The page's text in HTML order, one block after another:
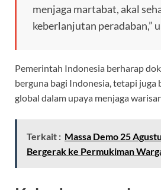
menjaga martabat, akal
keberlanjutan peradaban,”
Pemerintah Indonesia berharap
berguna bagi Indonesia, tetapi juga
global dalam upaya menjaga
Terkait : Massa Demo 25
Bergerak ke Permukiman